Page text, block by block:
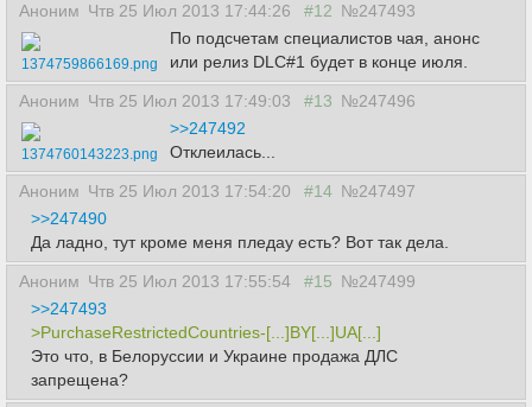
Аноним Чтв 25 Июл 2013 17:44:26 #12 №247493
1374759866169.png
По подсчетам специалистов чая, анонс
или релиз DLC#1 будет в конце июля.
Аноним Чтв 25 Июл 2013 17:49:03 #13 №247496
1374760143223.png
>>247492
Отклеилась...
Аноним Чтв 25 Июл 2013 17:54:20 #14 №247497
>>247490
Да ладно, тут кроме меня пледау есть? Вот так дела.
Аноним Чтв 25 Июл 2013 17:55:54 #15 №247499
>>247493
>PurchaseRestrictedCountries-[...]BY[...]UA[...]
Это что, в Белоруссии и Украине продажа ДЛС
запрещена?